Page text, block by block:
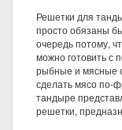
Решетки для
просто обязаны
очередь потому,
можно готовить с
рыбные и мясные
сделать мясо по-
тандыре
решетки,